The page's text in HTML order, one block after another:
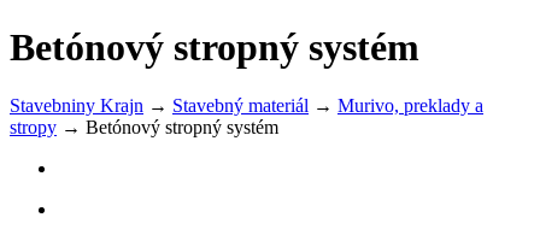
Betónový stropný systém
Stavebniny Krajn → Stavebný materiál → Murivo, preklady a
stropy → Betónový stropný systém